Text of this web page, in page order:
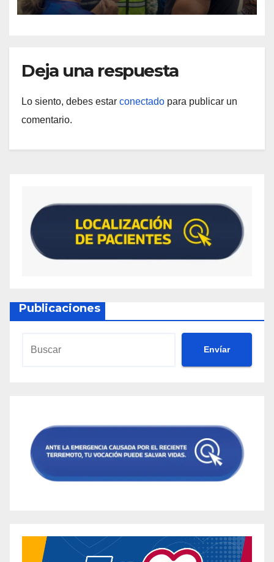
Deja una respuesta
Lo siento, debes estar conectado para publicar un
comentario.
Publicaciones
Envíar